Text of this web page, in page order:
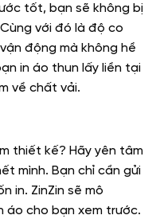
tốt, bạn sẽ không bị
với đó là độ co
động mà không hề
in áo thun lấy liền tại
về chất vải.
thiết kế? Hãy yên tâm
mình. Bạn chỉ cần gửi
in. ZinZin sẽ mô
áo cho bạn xem trước.